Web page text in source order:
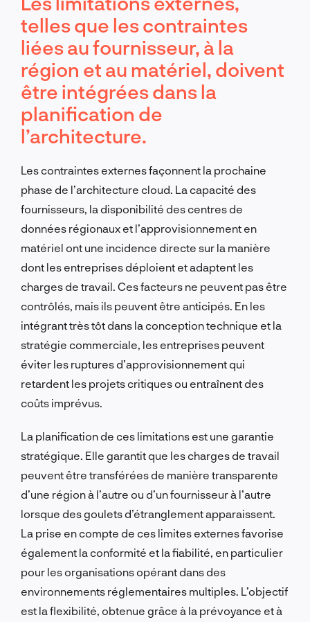
telles que les contraintes
liées au fournisseur, à la
région et au matériel, doivent
être intégrées dans la
planification de
l’architecture.
Les contraintes externes façonnent la prochaine
phase de l’architecture cloud. La capacité des
fournisseurs, la disponibilité des centres de
données régionaux et l’approvisionnement en
matériel ont une incidence directe sur la manière
dont les entreprises déploient et adaptent les
charges de travail. Ces facteurs ne peuvent pas être
contrôlés, mais ils peuvent être anticipés. En les
intégrant très tôt dans la conception technique et la
stratégie commerciale, les entreprises peuvent
éviter les ruptures d’approvisionnement qui
retardent les projets critiques ou entraînent des
coûts imprévus.
La planification de ces limitations est une garantie
stratégique. Elle garantit que les charges de travail
peuvent être transférées de manière transparente
d’une région à l’autre ou d’un fournisseur à l’autre
lorsque des goulets d’étranglement apparaissent.
La prise en compte de ces limites externes favorise
également la conformité et la fiabilité, en particulier
pour les organisations opérant dans des
environnements réglementaires multiples. L’objectif
est la flexibilité, obtenue grâce à la prévoyance et à